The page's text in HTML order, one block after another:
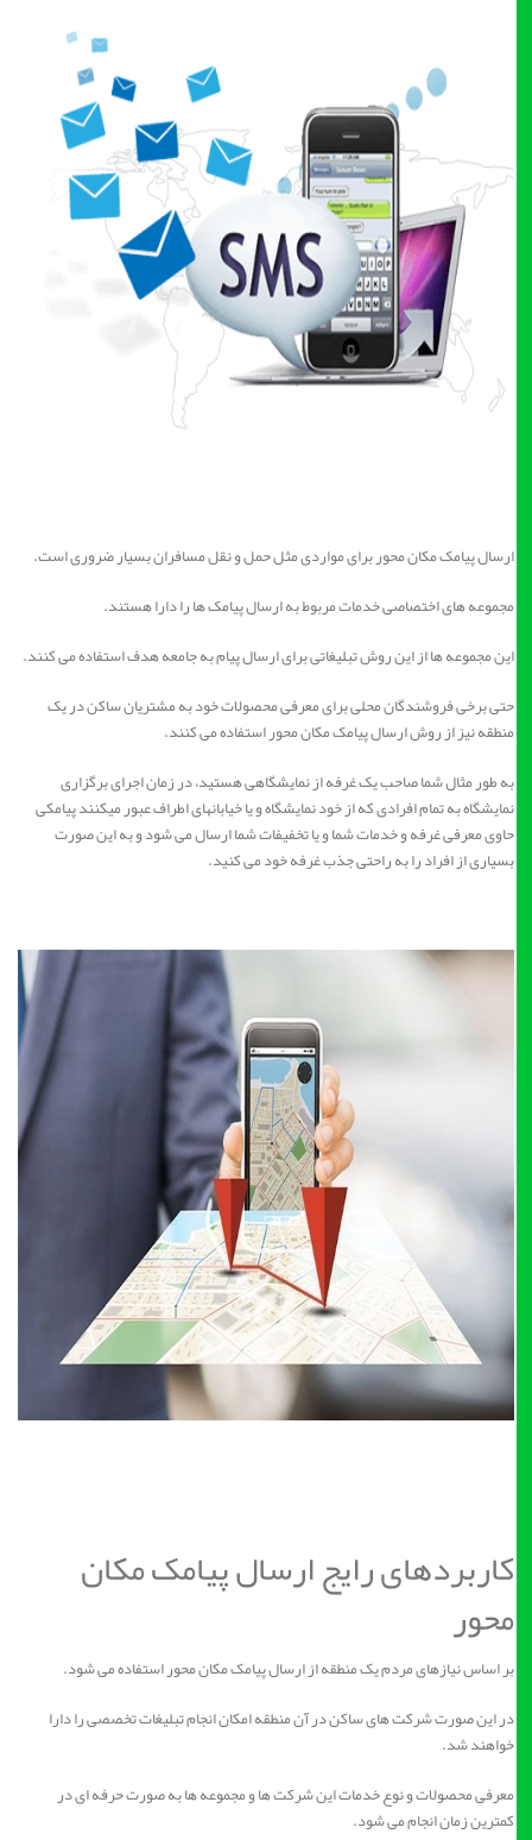
ارسال پیامک مکان محور برای مواردی مثل حمل و نقل مسافران بسیار ضروری است.
مجموعه های اختصاصی خدمات مربوط به ارسال پیامک ها را دارا هستند.
این مجموعه ها از این روش تبلیغاتی برای ارسال پیام به جامعه هدف استفاده می کنند.
حتی برخی فروشندگان محلی برای معرفی محصولات خود به مشتریان ساکن در یک
منطقه نیز از روش ارسال پیامک مکان محور استفاده می کنند.
به طور مثال شما صاحب یک غرفه از نمایشگاهی هستید، در زمان اجرای برگزاری
نمایشگاه به تمام افرادی که از خود نمایشگاه و یا خیابانهای اطراف عبور میکنند پیامکی
حاوی معرفی غرفه و خدمات شما و یا تخفیفات شما ارسال می شود و به این صورت
بسیاری از افراد را به راحتی جذب غرفه خود می کنید.
کاربردهای رایج ارسال پیامک مکان
محور
بر اساس نیازهای مردم یک منطقه از ارسال پیامک مکان محور استفاده می شود.
در این صورت شرکت های ساکن در آن منطقه امکان انجام تبلیغات تخصصی را دارا
خواهند شد.
معرفی محصولات و نوع خدمات این شرکت ها و مجموعه ها به صورت حرفه ای در
کمترین زمان انجام می شود.